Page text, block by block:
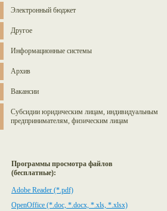
Электронный бюджет
Другое
Информационные системы
Архив
Вакансии
Субсидии юридическим лицам, индивидуальным
предпринимателям, физическим лицам
Программы просмотра файлов
(бесплатные):
Adobe Reader (*.pdf)
OpenOffice (*.doc, *.docx, *.xls, *.xlsx)